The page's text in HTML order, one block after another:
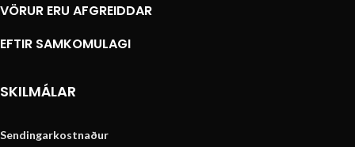
VÖRUR ERU AFGREIDDAR
EFTIR SAMKOMULAGI
SKILMÁLAR
Sendingarkostnaður